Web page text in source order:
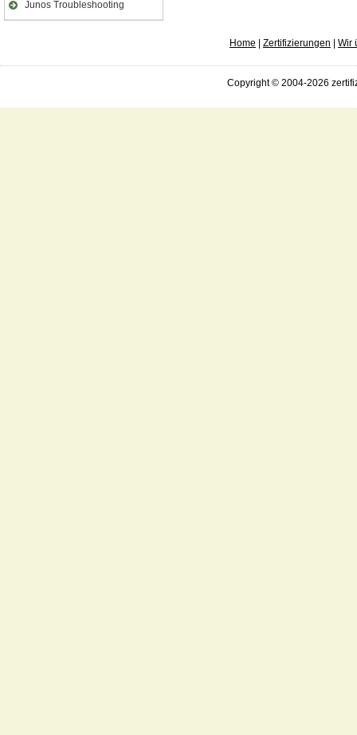
Junos Troubleshooting
Home Zertifizierungen Wir
Copyright © 2004-2026